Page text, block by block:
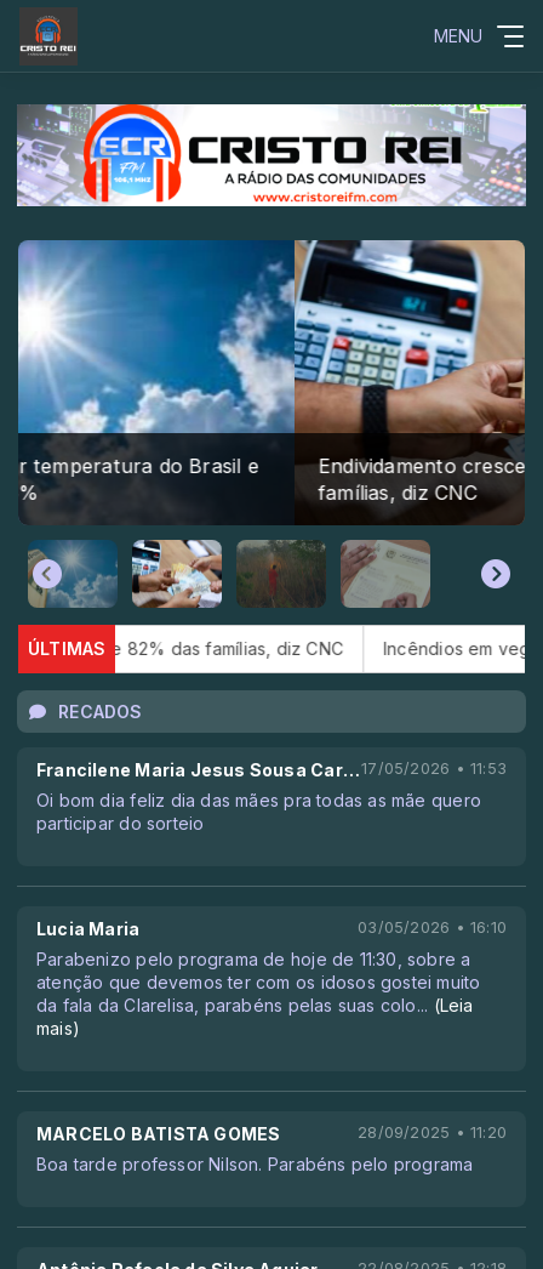
MENU
Endividamento cresce e atinge 82% das
famílias, diz CNC
ÚLTIMAS
das famílias, diz CNC Incêndios em vegetação crescem
RECADOS
Francilene Maria Jesus Sousa Carvalho17/05/2026 • 11:53
Oi bom dia feliz dia das mães pra todas as mãe quero
participar do sorteio
Lucia Maria 03/05/2026 • 16:10
Parabenizo pelo programa de hoje de 11:30, sobre a
atenção que devemos ter com os idosos gostei muito
da fala da Clarelisa, parabéns pelas suas colo... (Leia
mais)
MARCELO BATISTA GOMES 28/09/2025 • 11:20
Boa tarde professor Nilson. Parabéns pelo programa